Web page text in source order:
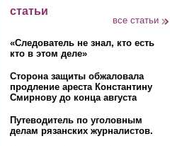
статьи
все статьи
«Следователь не знал, кто есть
кто в этом деле»
Сторона защиты обжаловала
продление ареста Константину
Смирнову до конца августа
Путеводитель по уголовным
делам рязанских журналистов.